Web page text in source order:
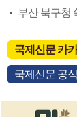
부산 북구청
국제신문 카
국제신문 공